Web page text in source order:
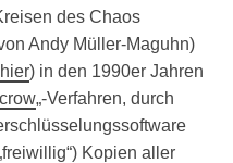
des Chaos
Andy Müller-Maguhn)
hier) in den 1990er Jahren
„-Verfahren, durch
Kopien aller